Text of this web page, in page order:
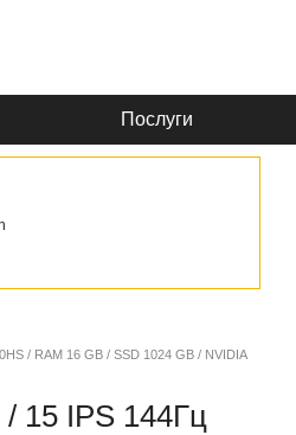
Послуги
/ RAM 16 GB / SSD 1024 GB / NVIDIA
15 IPS 144Гц